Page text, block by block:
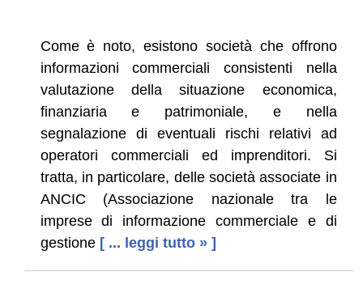
Come è noto, esistono società che offrono
informazioni commerciali consistenti nella
valutazione della situazione economica,
finanziaria e patrimoniale, e nella
segnalazione di eventuali rischi relativi ad
operatori commerciali ed imprenditori. Si
tratta, in particolare, delle società associate in
ANCIC (Associazione nazionale tra le
imprese di informazione commerciale e di
gestione [ ... leggi tutto » ]